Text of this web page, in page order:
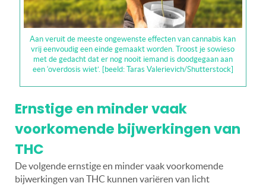
Aan veruit de meeste ongewenste effecten van cannabis kan
vrij eenvoudig een einde gemaakt worden. Troost je sowieso
met de gedacht dat er nog nooit iemand is doodgegaan aan
een ‘overdosis wiet’. [beeld: Taras Valerievich/Shutterstock]
Ernstige en minder vaak
voorkomende bijwerkingen van
THC
De volgende ernstige en minder vaak voorkomende
bijwerkingen van THC kunnen variëren van licht